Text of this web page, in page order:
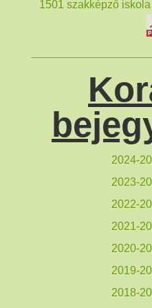
1501 szakképző
2024-
2023-
2022-
2021-
2020-
2019-
2018-